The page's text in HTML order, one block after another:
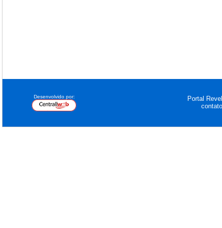
Desenvolvido por:
Portal